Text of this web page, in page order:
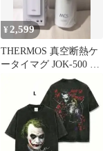
¥2,599
THERMOS 真空断熱ケ
ータイマグ JOK-500 ホ